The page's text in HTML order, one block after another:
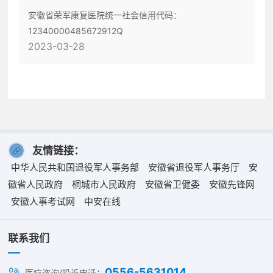
安徽省荣军康复医院统一社会信用代码：
12340000485672912Q
2023-03-28
友情链接：
中华人民共和国退役军人事务部 安徽省退役军人事务厅
安
徽省人民政府
桐城市人民政府 安徽省卫健委
安徽先锋网
安徽人事考试网
中安在线
联系我们